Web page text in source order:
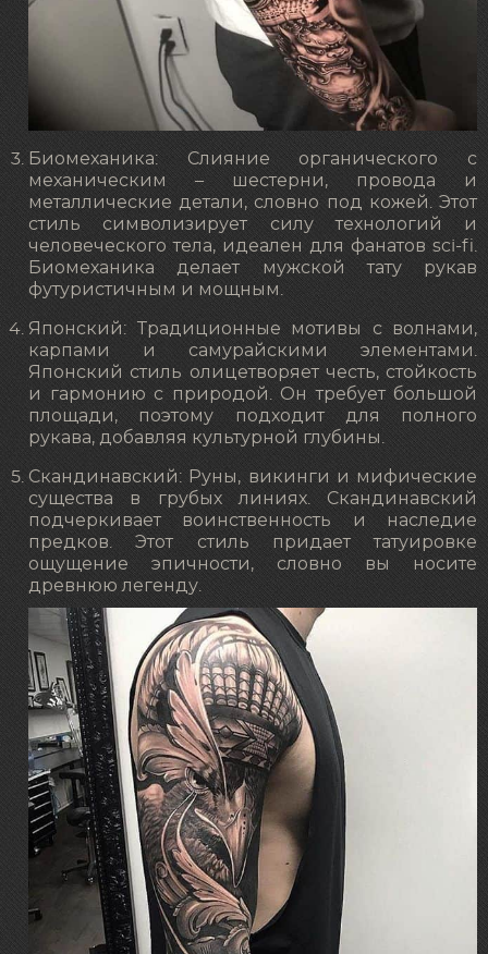
Биомеханика: Слияние органического с
механическим – шестерни, провода и
металлические детали, словно под кожей. Этот
стиль символизирует силу технологий и
человеческого тела, идеален для фанатов sci-fi.
Биомеханика делает мужской тату рукав
футуристичным и мощным.
Японский: Традиционные мотивы с волнами,
карпами и самурайскими элементами.
Японский стиль олицетворяет честь, стойкость
и гармонию с природой. Он требует большой
площади, поэтому подходит для полного
рукава, добавляя культурной глубины.
Скандинавский: Руны, викинги и мифические
существа в грубых линиях. Скандинавский
подчеркивает воинственность и наследие
предков. Этот стиль придает татуировке
ощущение эпичности, словно вы носите
древнюю легенду.